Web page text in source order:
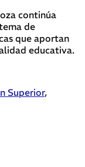
continúa
de
que aportan
educativa.
Superior,